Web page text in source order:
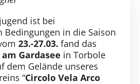
ist bei
Bedingungen in die Saison
23.-27.03. fand das
Gardasee in Torbole
dem Gelände unseres
“Circolo Vela Arco